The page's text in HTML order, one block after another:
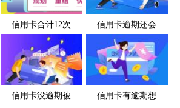
信用卡合计12次 信用卡逾期还会
信用卡没逾期被 信用卡有逾期想